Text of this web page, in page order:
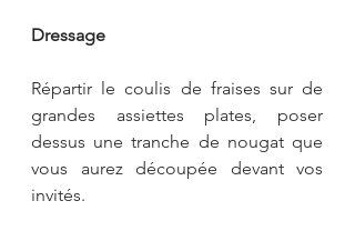
Dressage
Répartir le coulis de fraises sur de
grandes assiettes plates, poser
dessus une tranche de nougat que
vous aurez découpée devant vos
invités.